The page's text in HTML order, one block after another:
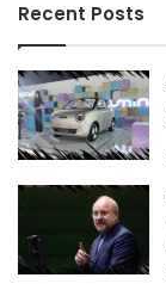
Recent Posts